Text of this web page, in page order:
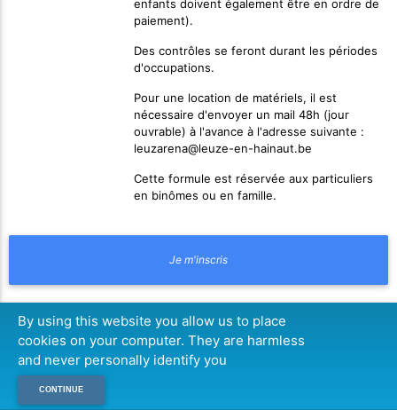
enfants doivent également être en ordre de
paiement).
Des contrôles se feront durant les périodes
d'occupations.
Pour une location de matériels, il est
nécessaire d'envoyer un mail 48h (jour
ouvrable) à l'avance à l'adresse suivante :
leuzarena@leuze-en-hainaut.be
Cette formule est réservée aux particuliers
en binômes ou en famille.
By using this website you allow us to place
cookies on your computer. They are harmless
and never personally identify you
CONTINUE